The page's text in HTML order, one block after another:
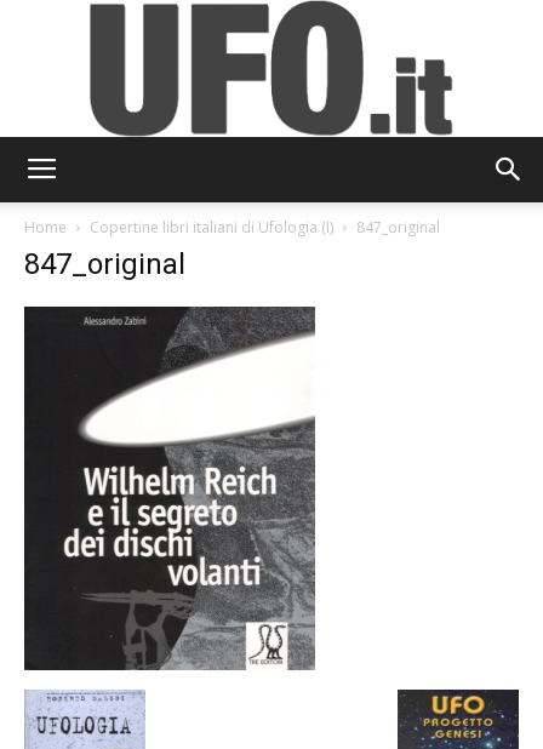
Home Copertine libri italiani di Ufologia (I) 847_original
847_original